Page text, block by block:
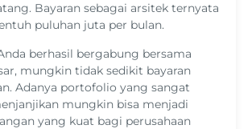
Bayaran sebagai arsitek ternyata
puluhan juta per bulan.
berhasil bergabung bersama
mungkin tidak sedikit bayaran
Adanya portofolio yang sangat
mungkin bisa menjadi
yang kuat bagi perusahaan